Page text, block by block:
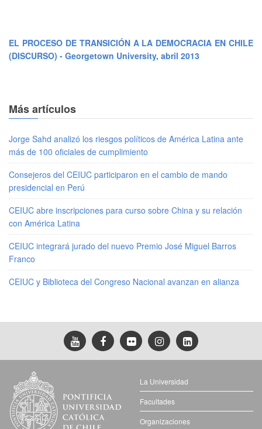
EL PROCESO DE TRANSICIÓN A LA DEMOCRACIA EN CHILE
(DISCURSO) - Georgetown University, abril 2013
Más artículos
Jorge Sahd analizó los riesgos políticos de América Latina ante
más de 100 oficiales de cumplimiento
Consejeros del CEIUC participaron en el cambio de mando
presidencial en Perú
CEIUC abre inscripciones para curso sobre China y su relación
con América Latina
CEIUC integrará jurado del nuevo Premio José Miguel Barros
Franco
CEIUC y Biblioteca del Congreso Nacional avanzan en alianza
La Universidad
Facultades
Organizaciones